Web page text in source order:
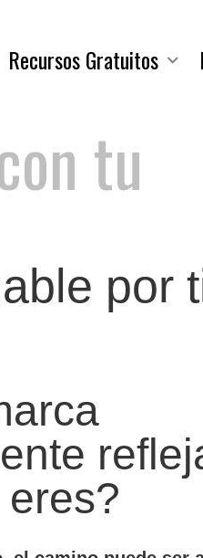
Recursos Gratuitos
tu
por